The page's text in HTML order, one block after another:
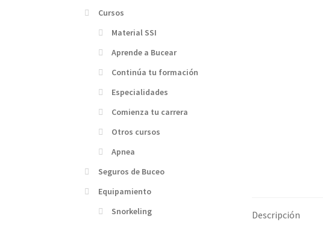
Descripción
Cursos
Material SSI
Aprende a Bucear
Continúa tu formación
Especialidades
Comienza tu carrera
Otros cursos
Apnea
Seguros de Buceo
Equipamiento
Snorkeling